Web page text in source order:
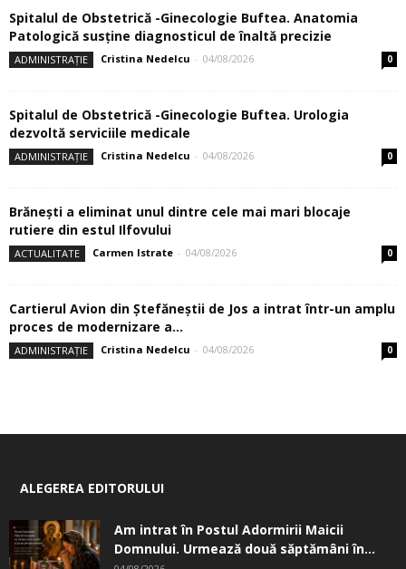
Spitalul de Obstetrică -Ginecologie Buftea. Anatomia
Patologică susţine diagnosticul de înaltă precizie
ADMINISTRAȚIE Cristina Nedelcu - 04/08/2026 0
Spitalul de Obstetrică -Ginecologie Buftea. Urologia
dezvoltă serviciile medicale
ADMINISTRAȚIE Cristina Nedelcu - 04/08/2026 0
Brănești a eliminat unul dintre cele mai mari blocaje
rutiere din estul Ilfovului
ACTUALITATE Carmen Istrate - 04/08/2026 0
Cartierul Avion din Ştefăneştii de Jos a intrat într-un amplu
proces de modernizare a...
ADMINISTRAȚIE Cristina Nedelcu - 04/08/2026 0
ALEGEREA EDITORULUI
Am intrat în Postul Adormirii Maicii
Domnului. Urmează două săptămâni în...